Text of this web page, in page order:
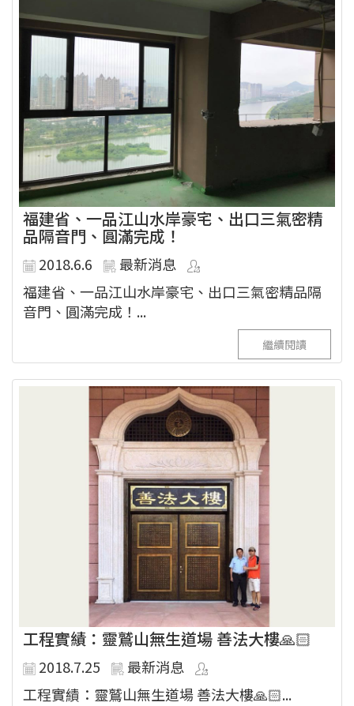
福建省、一品江山水岸豪宅、出口三氣密精
品隔音門、圓滿完成！
2018.6.6
最新消息
福建省、一品江山水岸豪宅、出口三氣密精品隔
音門、圓滿完成！...
繼續閱讀
工程實績：靈鷲山無生道場 善法大樓🙏🏻
2018.7.25
最新消息
工程實績：靈鷲山無生道場 善法大樓🙏🏻...